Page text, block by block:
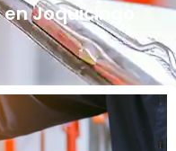
Joquicingo